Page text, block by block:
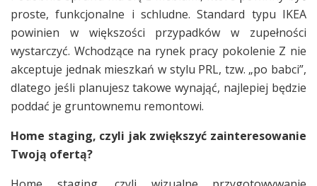
proste, funkcjonalne i schludne. Standard typu IKEA
powinien w większości przypadków w zupełności
wystarczyć. Wchodzące na rynek pracy pokolenie Z nie
akceptuje jednak mieszkań w stylu PRL, tzw. „po babci”,
dlatego jeśli planujesz takowe wynająć, najlepiej będzie
poddać je gruntownemu remontowi.
Home staging, czyli jak zwiększyć zainteresowanie
Twoją ofertą?